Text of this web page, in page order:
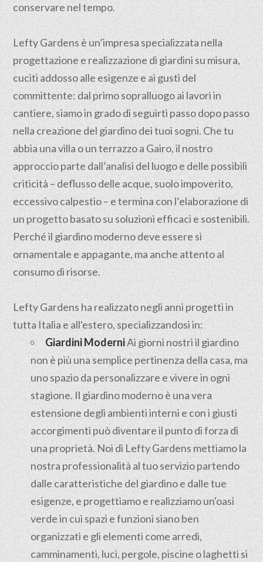
conservare nel tempo.
Lefty Gardens è un’impresa specializzata nella
progettazionee realizzazione di giardini su misura,
cuciti addosso alle esigenze e ai gusti del
committente: dal primo sopralluogo ai lavori in
cantiere, siamo in grado di seguirti passo dopo passo
nella creazione del giardino dei tuoi sogni. Che tu
abbia una villa o un terrazzo a Gairo, il nostro
approccio parte dall’analisi del luogo e delle possibili
criticità – deflusso delle acque, suolo impoverito,
eccessivo calpestio – e termina con l’elaborazione di
un progetto basato su soluzioni efficaci e sostenibili.
Perché il giardino moderno deve essere sì
ornamentale e appagante, ma anche attento al
consumo di risorse.
Lefty Gardens ha realizzato negli anni progetti in
tutta Italia e all'estero, specializzandosi in:
Giardini ModerniAi giorni nostri il giardino
non è più una semplice pertinenza della casa, ma
uno spazio da personalizzare e vivere in ogni
stagione. Il giardino moderno è una vera
estensione degli ambienti interni e con i giusti
accorgimenti può diventare il punto di forza di
una proprietà. Noi di Lefty Gardens mettiamo la
nostra professionalità al tuo servizio partendo
dalle caratteristiche del giardino e dalle tue
esigenze, e progettiamo e realizziamo un'oasi
verde in cui spazi e funzioni siano ben
organizzati e gli elementi come arredi,
camminamenti, luci, pergole, piscine o laghetti si